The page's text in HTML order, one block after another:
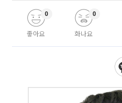
좋아요
0
화나요
0